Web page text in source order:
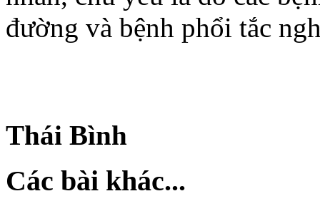
đường và bệnh phổi tắc
Thái Bình
Các bài khác...